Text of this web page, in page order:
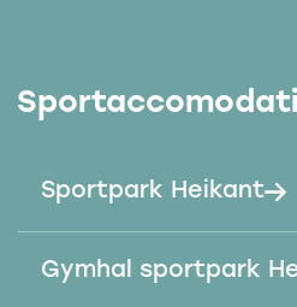
Sportpark Heikant
Gymhal sportpark